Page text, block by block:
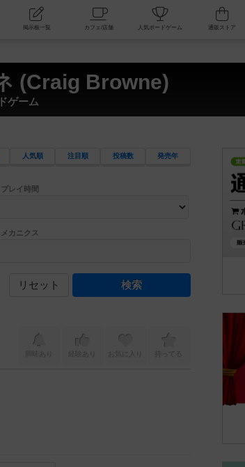
コミュニティ 掲示板一覧 カフェ/店舗 人気ボードゲ
(Craig Browne)
ゲーム
人気順 注目順 投稿数 発売年
ゲームを指定します。
目安となる所要時間を指定することができます。マニュアルを読む
プレイ時間
きます。直感的にゲームシステムを理解できるよう、中世ファン
ゲーム性を構成するコアシステムです。主にボードゲームに慣れて
メカニクス
リセット
お気に入り 持ってる